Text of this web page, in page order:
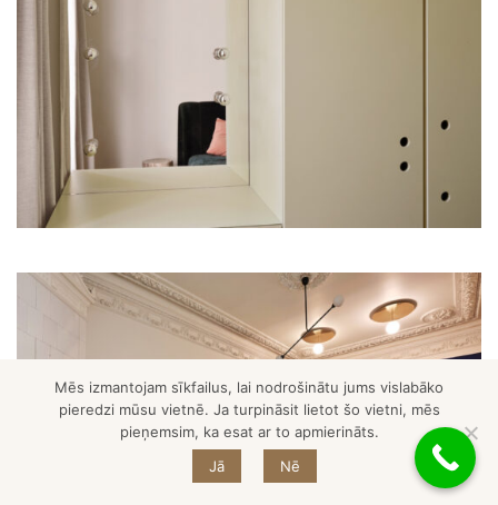
Mēs izmantojam sīkfailus, lai nodrošinātu jums vislabāko
pieredzi mūsu vietnē. Ja turpināsit lietot šo vietni, mēs
pieņemsim, ka esat ar to apmierināts.
Jā
Nē